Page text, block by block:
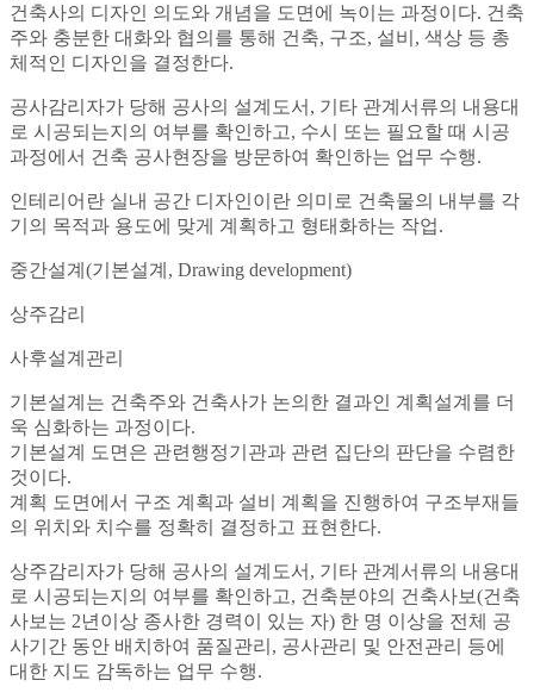
건축사의 디자인 의도와 개념을 도면에 녹이는 과정이다. 건축
주와 충분한 대화와 협의를 통해 건축, 구조, 설비, 색상 등 총
체적인 디자인을 결정한다.
공사감리자가 당해 공사의 설계도서, 기타 관계서류의 내용대
로 시공되는지의 여부를 확인하고, 수시 또는 필요할 때 시공
과정에서 건축 공사현장을 방문하여 확인하는 업무 수행.
인테리어란 실내 공간 디자인이란 의미로 건축물의 내부를 각
기의 목적과 용도에 맞게 계획하고 형태화하는 작업.
중간설계(기본설계, Drawing development)
상주감리
사후설계관리
기본설계는 건축주와 건축사가 논의한 결과인 계획설계를 더
욱 심화하는 과정이다.
기본설계 도면은 관련행정기관과 관련 집단의 판단을 수렴한
것이다.
계획 도면에서 구조 계획과 설비 계획을 진행하여 구조부재들
의 위치와 치수를 정확히 결정하고 표현한다.
상주감리자가 당해 공사의 설계도서, 기타 관계서류의 내용대
로 시공되는지의 여부를 확인하고, 건축분야의 건축사보(건축
사보는 2년이상 종사한 경력이 있는 자) 한 명 이상을 전체 공
사기간 동안 배치하여 품질관리, 공사관리 및 안전관리 등에
대한 지도 감독하는 업무 수행.